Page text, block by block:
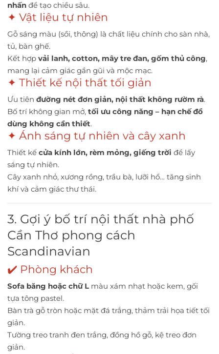
nhấn để tạo chiều sâu.
✦ Vật liệu tự nhiên
Gỗ sáng màu (sồi, thông) là chất liệu chính cho sàn nhà,
tủ, bàn ghế.
Kết hợp vải lanh, cotton, mây tre đan, gốm thủ công,
mang lại cảm giác gần gũi và mộc mạc.
✦ Thiết kế nội thất tối giản
Ưu tiên đường nét đơn giản, nội thất không rườm rà.
Bố trí không gian mở, tối ưu công năng – hạn chế đồ
dùng không cần thiết.
✦ Ánh sáng tự nhiên và cây xanh
Thiết kế cửa kính lớn, rèm mỏng, giếng trời để lấy
sáng tự nhiên.
Cây xanh nhỏ, xương rồng, trầu bà, lưỡi hổ… tăng sinh
khí và cảm giác thư thái.
3. Gợi ý bố trí nội thất nhà phố
Cần Thơ phong cách
Scandinavian
✔️ Phòng khách
Sofa băng hoặc chữ L màu xám nhạt hoặc kem, gối
tựa tông pastel.
Bàn trà gỗ tròn hoặc mặt đá trắng, thảm trải họa tiết tối
giản.
Tường treo tranh đen trắng, đồng hồ gỗ, kệ treo đơn
giản.